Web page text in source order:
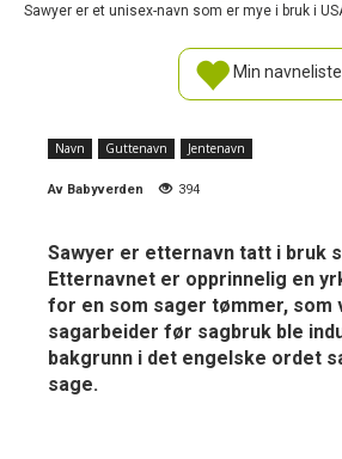
Sawyer er et unisex-navn som er mye i bruk i
Min navneliste
Navn Guttenavn Jentenavn
Av Babyverden 394
Sawyer er etternavn tatt i bruk
Etternavnet er opprinnelig en
for en som sager tømmer, som
sagarbeider før sagbruk ble
bakgrunn i det engelske ordet
sage.